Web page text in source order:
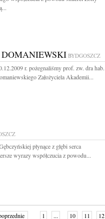
BYDGOSZCZ
r. pożegnaliśmy prof. zw. dra hab.
Założyciela Akademii...
płynące z głębi serca
wyrazy współczucia z powodu...
1 ... 10 11 12